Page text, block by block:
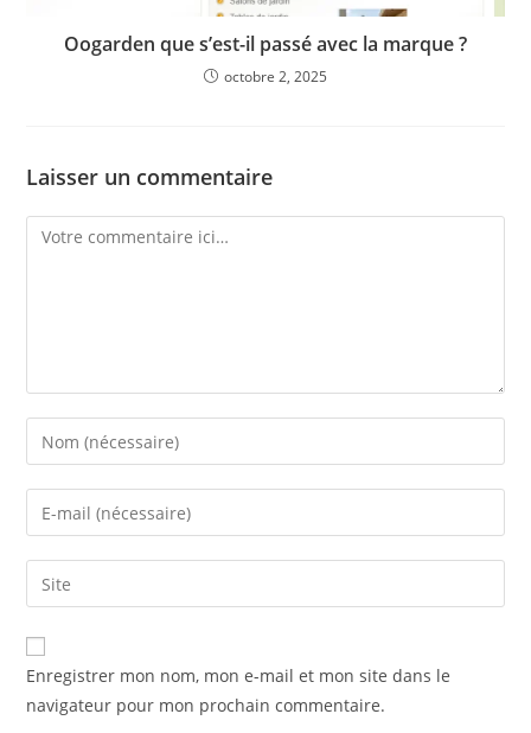
Oogarden que s’est-il passé avec la marque ?
octobre 2, 2025
Laisser un commentaire
Enregistrer mon nom, mon e-mail et mon site dans le
navigateur pour mon prochain commentaire.